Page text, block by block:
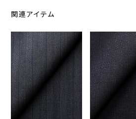
関連アイテム